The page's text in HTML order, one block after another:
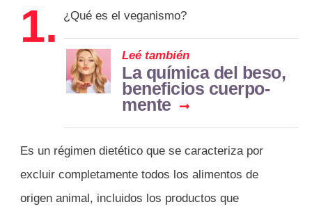
1. ¿Qué es el veganismo?
Leé también
La química del beso,
beneficios cuerpo-
mente
Es un régimen dietético que se caracteriza por
excluir completamente todos los alimentos de
origen animal, incluidos los productos que